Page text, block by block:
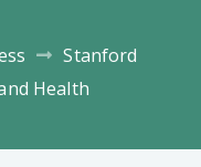
Stanford
Health